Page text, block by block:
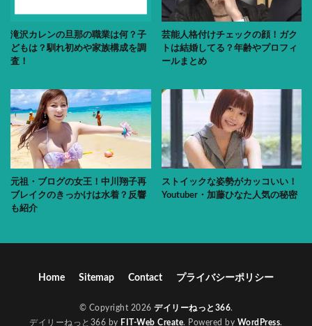
滝沢カレンの旦那の職業は何？子
どもは？馴れ初めや家族構成を調
査！
芸能人格付けチェックの顔！ガク
トは結婚してる？年齢やプロフィ
ールまとめ
元祖・ブログの女王！中川翔子再
ブレイクのきっかけは水着？反響
も紹介
ストイックな姿勢がカッコいい！
Youtuber・加藤ひなた人気の秘密
Home Sitemap Contact プライバシーポリシー
© Copyright 2026 デイリーねっと366.
デイリーねっと366 by FIT-Web Create. Powered by WordPress.